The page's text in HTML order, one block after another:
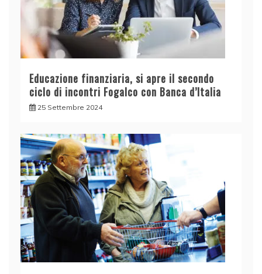
Educazione finanziaria, si apre il secondo
ciclo di incontri Fogalco con Banca d’Italia
25 Settembre 2024